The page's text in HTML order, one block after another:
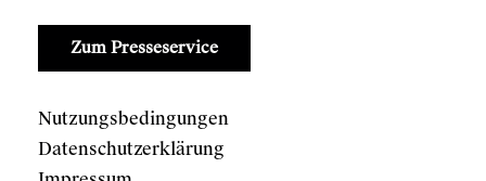
Zum Presseservice
Nutzungsbedingungen
Datenschutzerklärung